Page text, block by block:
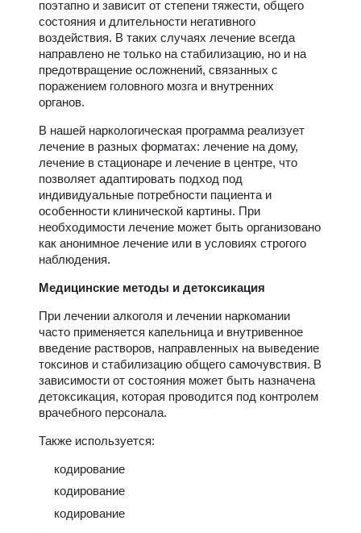
поэтапно и зависит от степени тяжести, общего
состояния и длительности негативного
воздействия. В таких случаях лечение всегда
направлено не только на стабилизацию, но и на
предотвращение осложнений, связанных с
поражением головного мозга и внутренних
органов.
В нашей наркологическая программа реализует
лечение в разных форматах: лечение на дому,
лечение в стационаре и лечение в центре, что
позволяет адаптировать подход под
индивидуальные потребности пациента и
особенности клинической картины. При
необходимости лечение может быть организовано
как анонимное лечение или в условиях строгого
наблюдения.
Медицинские методы и детоксикация
При лечении алкоголя и лечении наркомании
часто применяется капельница и внутривенное
введение растворов, направленных на выведение
токсинов и стабилизацию общего самочувствия. В
зависимости от состояния может быть назначена
детоксикация, которая проводится под контролем
врачебного персонала.
Также используется:
кодирование
кодирование
кодирование